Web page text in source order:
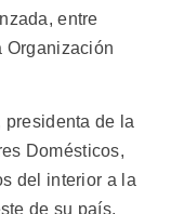
entre
Organización
presidenta de la
Domésticos,
del interior a la
de su país,